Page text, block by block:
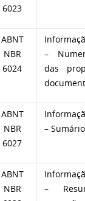
6023
ABNT
NBR
6024
–
das
ABNT
NBR
6027
–
ABNT
NBR
–